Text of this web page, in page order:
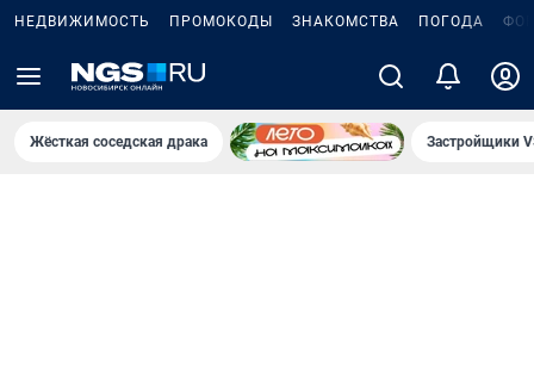
НЕДВИЖИМОСТЬ ПРОМОКОДЫ ЗНАКОМСТВА ПОГОДА
Жёсткая соседская драка Застройщики